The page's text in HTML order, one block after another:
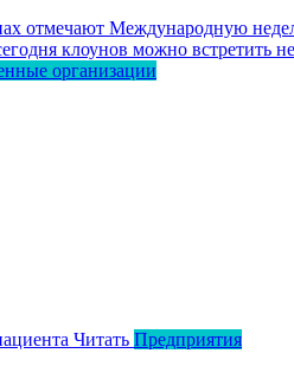
отмечают Международную
клоунов можно встретить
организации
Читать Предприятия